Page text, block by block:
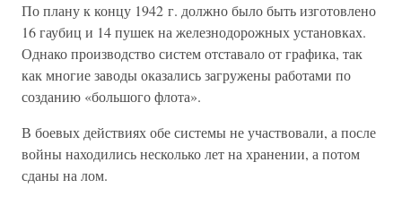
По плану к концу 1942 г. должно было быть изготовлено
16 гаубиц и 14 пушек на железнодорожных установках.
Однако производство систем отставало от графика, так
как многие заводы оказались загружены работами по
созданию «большого флота».
В боевых действиях обе системы не участвовали, а после
войны находились несколько лет на хранении, а потом
сданы на лом.